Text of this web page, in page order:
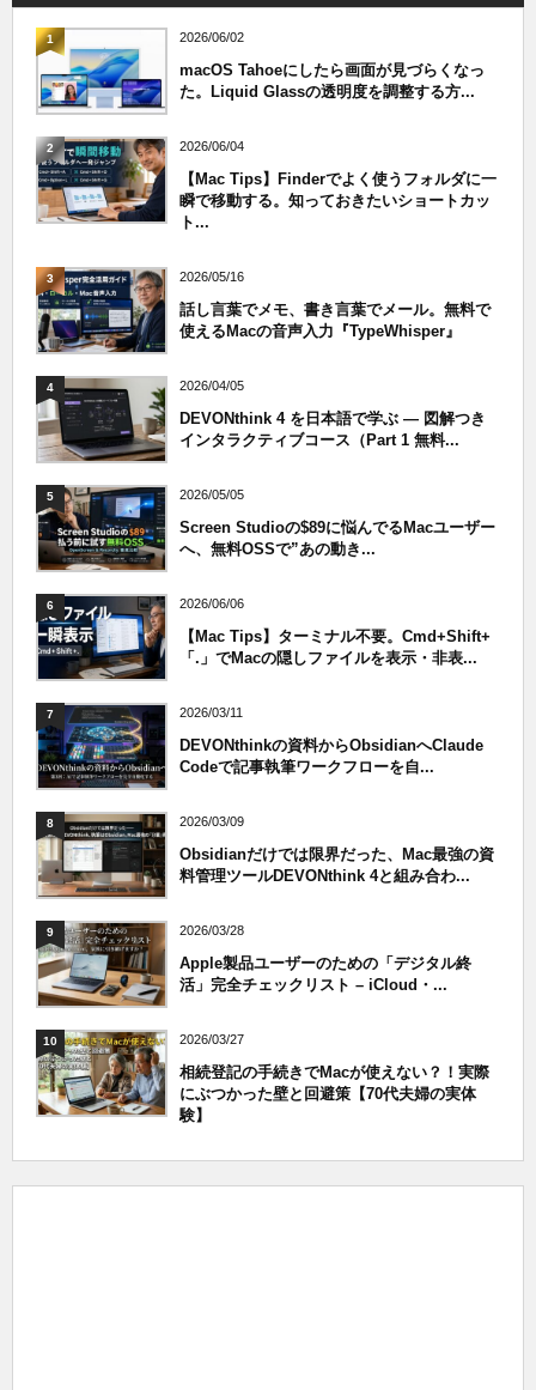
1 2026/06/02
macOS Tahoeにしたら画面が見づらくなっ
た。Liquid Glassの透明度を調整する方...
2 2026/06/04
【Mac Tips】Finderでよく使うフォルダに一
瞬で移動する。知っておきたいショートカッ
ト...
3 2026/05/16
話し言葉でメモ、書き言葉でメール。無料で
使えるMacの音声入力『TypeWhisper』
4 2026/04/05
DEVONthink 4 を日本語で学ぶ — 図解つき
インタラクティブコース（Part 1 無料...
5 2026/05/05
Screen Studioの$89に悩んでるMacユーザー
へ、無料OSSで”あの動き...
6 2026/06/06
【Mac Tips】ターミナル不要。Cmd+Shift+
「.」でMacの隠しファイルを表示・非表...
7 2026/03/11
DEVONthinkの資料からObsidianへClaude
Codeで記事執筆ワークフローを自...
8 2026/03/09
Obsidianだけでは限界だった、Mac最強の資
料管理ツールDEVONthink 4と組み合わ...
9 2026/03/28
Apple製品ユーザーのための「デジタル終
活」完全チェックリスト – iCloud・...
10 2026/03/27
相続登記の手続きでMacが使えない？！実際
にぶつかった壁と回避策【70代夫婦の実体
験】